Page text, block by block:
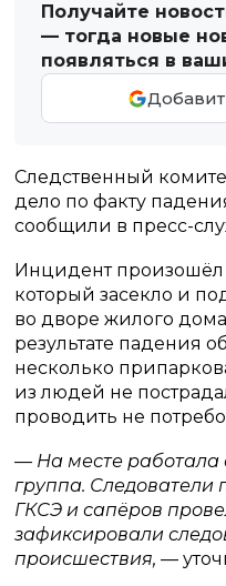
Получайте
— тогда новые
появляться в
Следственный
дело по факту
сообщили в пресс-
Инцидент произошёл
который засекло и
во дворе жилого
результате падения
несколько
из людей не
проводить не
— На месте работала
группа. Следователи
ГКСЭ и сапёров
зафиксировали
происшествия,—